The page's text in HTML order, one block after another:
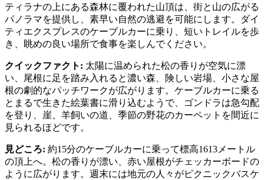
ティラナの上にある森林に覆われた山頂は、街と山の広がる
パノラマを提供し、素早い自然の逃避を可能にします。ダイ
ティエクスプレスのケーブルカーに乗り、短いトレイルを歩
き、眺めの良い場所で食事を楽しんでください。
クイックファクト : 太陽に温められた松の香りが空気に漂
い、尾根に足を踏み入れると濃い森、険しい岩場、小さな屋
根の劇的なパッチワークが広がります。ケーブルカーに乗る
とまるで生きた絵葉書に滑り込むようで、ゴンドラは急勾配
を登り、崖、羊飼いの道、季節の野花のカーペットを間近に
見られるほどです。
見どころ: 約15分のケーブルカーに乗って標高1613メートル
の頂上へ。松の香りが漂い、赤い屋根がチェッカーボードの
ように広がります。週末には地元の人々がピクニックバスケ